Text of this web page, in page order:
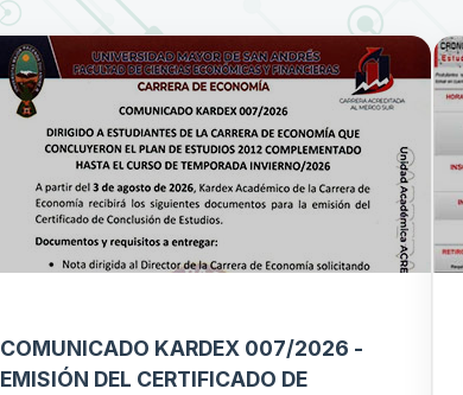
COMUNICADO KARDEX 007/2026 -
EMISIÓN DEL CERTIFICADO DE